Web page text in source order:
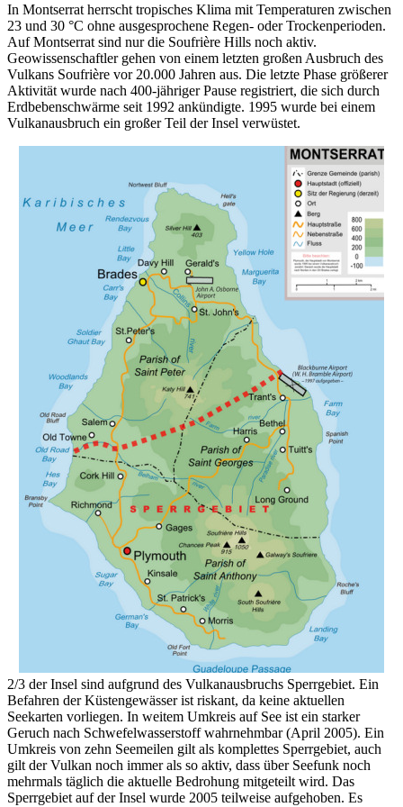
In Montserrat herrscht tropisches Klima mit Temperaturen zwischen
23 und 30 °C ohne ausgesprochene Regen- oder Trockenperioden.
Auf Montserrat sind nur die Soufrière Hills noch aktiv.
Geowissenschaftler gehen von einem letzten großen Ausbruch des
Vulkans Soufrière vor 20.000 Jahren aus. Die letzte Phase größerer
Aktivität wurde nach 400-jähriger Pause registriert, die sich durch
Erdbebenschwärme seit 1992 ankündigte. 1995 wurde bei einem
Vulkanausbruch ein großer Teil der Insel verwüstet.
2/3 der Insel sind aufgrund des Vulkanausbruchs Sperrgebiet. Ein
Befahren der Küstengewässer ist riskant, da keine aktuellen
Seekarten vorliegen. In weitem Umkreis auf See ist ein starker
Geruch nach Schwefelwasserstoff wahrnehmbar (April 2005). Ein
Umkreis von zehn Seemeilen gilt als komplettes Sperrgebiet, auch
gilt der Vulkan noch immer als so aktiv, dass über Seefunk noch
mehrmals täglich die aktuelle Bedrohung mitgeteilt wird. Das
Sperrgebiet auf der Insel wurde 2005 teilweise aufgehoben. Es